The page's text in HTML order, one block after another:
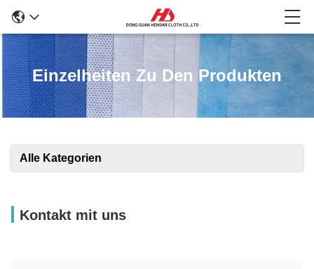
Einzelheiten Zu Den Produkten
Alle Kategorien
Kontakt mit uns